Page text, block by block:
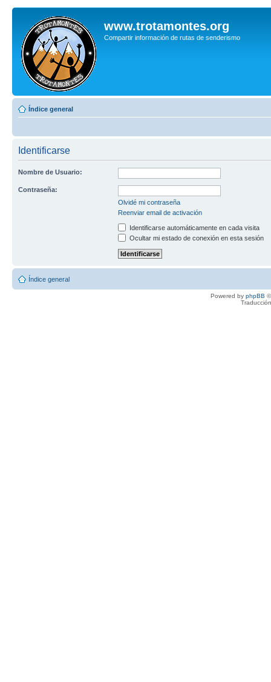
www.trotamontes.org
Compartir información de rutas de senderismo
Índice general
Identificarse
Nombre de Usuario:
Contraseña:
Olvidé mi contraseña
Reenviar email de activación
Identificarse automáticamente en cada visita
Ocultar mi estado de conexión en esta sesión
Índice general
Powered by phpBB